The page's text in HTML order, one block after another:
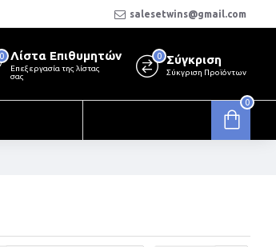
salesetwins@gmail.com
Λίστα Επιθυμητών
Επεξεργασία της λίστας
σας
0 Σύγκριση
Σύκγριση Προϊόντων
0
0